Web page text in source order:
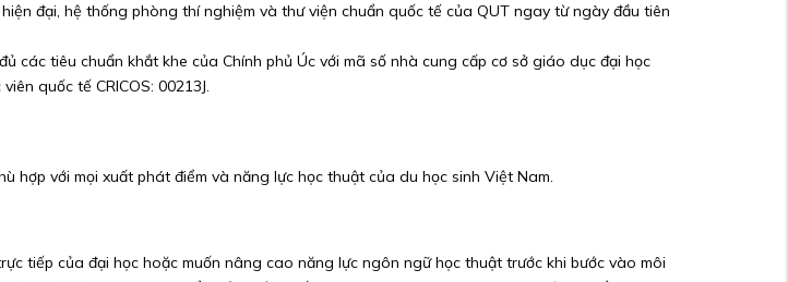
đại, hệ thống phòng thí nghiệm và thư viện chuẩn quốc tế của QUT ngay từ ngày đầu tiên
các tiêu chuẩn khắt khe của Chính phủ Úc với mã số nhà cung cấp cơ sở giáo dục đại học
quốc tế CRICOS: 00213J.
hợp với mọi xuất phát điểm và năng lực học thuật của du học sinh Việt Nam.
tiếp của đại học hoặc muốn nâng cao năng lực ngôn ngữ học thuật trước khi bước vào môi